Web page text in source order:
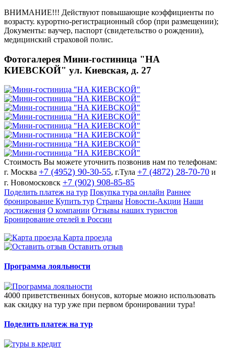
ВНИМАНИЕ!!! Действуют повышающие коэффициенты по
возрасту. курортно-регистрационный сбор (при размещении);
Документы: ваучер, паспорт (свидетельство о рождении),
медицинский страховой полис.
Фотогалерея Мини-гостиница "НА
КИЕВСКОЙ" ул. Киевская, д. 27
Стоимость Вы можете уточнить позвонив нам по телефонам:
г. Москва +7 (4952) 90-30-55, г.Тула +7 (4872) 28-70-70 и
г. Новомосковск +7 (902) 908-85-85
Поделить платеж на тур Покупка тура онлайн Раннее
бронирование Купить тур Страны Новости-Акции Наши
достижения О компании Отзывы наших туристов
Бронирование отелей в России
Карта проезда
Оставить отзыв
Программа лояльности
4000 приветственных бонусов, которые можно использовать
как скидку на тур уже при первом бронировании тура!
Поделить платеж на тур